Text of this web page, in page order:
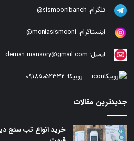
تلگرام: sismoonibaneh@
اینستاگرام: moniasismooni@
ایمیل: deman.mansory@gmail.com
روبیکا: 09185052332
جدیدترین مقالات
خرید انواع تب سنج